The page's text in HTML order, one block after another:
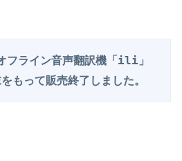
フライン音声翻訳機「ili」
って販売終了しました。